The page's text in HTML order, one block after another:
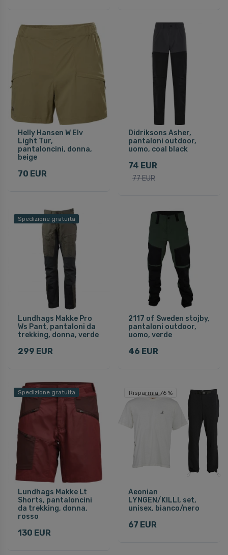
Helly Hansen W Elv
Light Tur,
pantaloncini, donna,
beige
70 EUR
Didriksons Asher,
pantaloni outdoor,
uomo, coal black
74 EUR
77 EUR
Spedizione gratuita
Lundhags Makke Pro
Ws Pant, pantaloni da
trekking, donna, verde
299 EUR
2117 of Sweden stojby,
pantaloni outdoor,
uomo, verde
46 EUR
Spedizione gratuita
Lundhags Makke Lt
Shorts, pantaloncini
da trekking, donna,
rosso
130 EUR
Risparmia 76 %
Aeonian
LYNGEN/KILLI, set,
unisex, bianco/nero
67 EUR